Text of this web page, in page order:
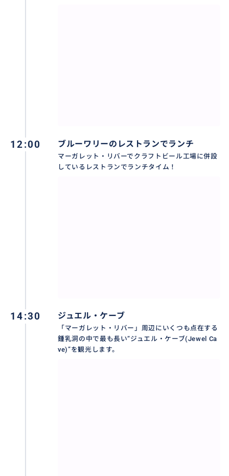
大さを感じます。
12:00 ブルーワリーのレストランでランチ
マーガレット・リバーでクラフトビール工場に併設
しているレストランでランチタイム！
14:30 ジュエル・ケーブ
「マーガレット・リバー」周辺にいくつも点在する
鍾乳洞の中で最も長い“ジュエル・ケーブ(Jewel Ca
ve)”を観光します。